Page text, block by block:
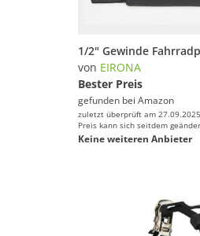
von EIRONA
Bester Preis
gefunden bei Amazon
zuletzt überprüft am
Preis kann sich seitdem
Keine weiteren Anbieter